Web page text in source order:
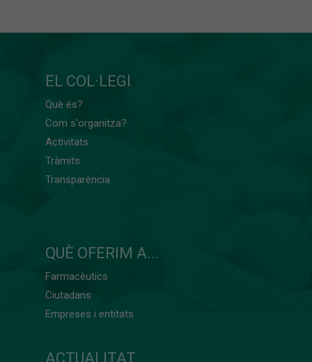
EL COL·LEGI
Què és?
Com s'organitza?
Activitats
Tràmits
Transparència
QUÈ OFERIM A...
Farmacèutics
Ciutadans
Empreses i entitats
ACTUALITAT